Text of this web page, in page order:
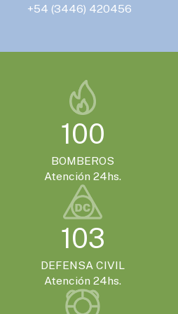
Mundial de Canotaje
EVENTOS TURISTICOS
VIERNES 13 DE
Gualeguaychú confirmó
EVENTOS TURISTICOS
SÁBADO 21 DE
El Encuentro Batuque
en Gualeguaychú
+54 (3446) 420456
100
BOMBEROS
Atención 24hs.
103
DEFENSA CIVIL
Atención 24hs.